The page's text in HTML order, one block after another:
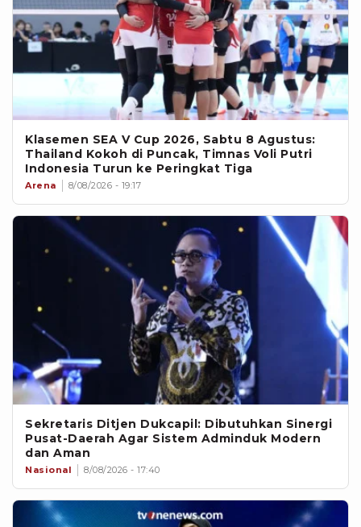
Klasemen SEA V Cup 2026, Sabtu 8 Agustus:
Thailand Kokoh di Puncak, Timnas Voli Putri
Indonesia Turun ke Peringkat Tiga
Arena 8/08/2026 - 19:17
Sekretaris Ditjen Dukcapil: Dibutuhkan Sinergi
Pusat-Daerah Agar Sistem Adminduk Modern
dan Aman
Nasional 8/08/2026 - 17:40